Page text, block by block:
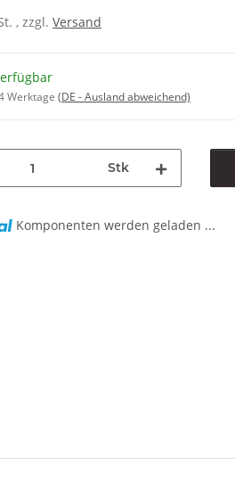
, zzgl. Versand
Werktage (DE - Ausland abweichend)
Stk
Komponenten werden geladen ...